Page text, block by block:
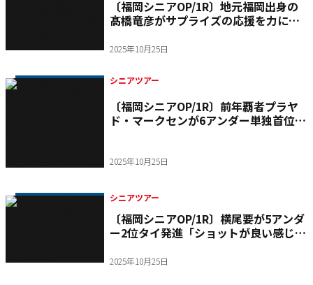
〔福岡シニアOP/1R〕地元福岡出身の
髙橋竜彦がサプライズの応援を力に変
2025年10月25日
シニアツアー
〔福岡シニアOP/1R〕前年覇者プラヤ
ド・マークセンが6アンダー単独首位
2025年10月25日
シニアツアー
〔福岡シニアOP/1R〕横尾要が5アンダ
ー2位タイ発進「ショットが良い感じか
2025年10月25日